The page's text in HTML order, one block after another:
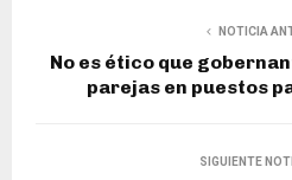
NOTICIA
No es ético que
parejas en puestos
SIGUIENTE